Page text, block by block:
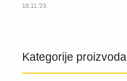
10.11.'23.
Kategorije proizvoda